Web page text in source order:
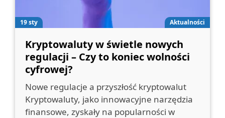
19 sty Aktualności
Kryptowaluty w świetle nowych
regulacji – Czy to koniec wolności
cyfrowej?
Nowe regulacje a przyszłość kryptowalut
Kryptowaluty, jako innowacyjne narzędzia
finansowe, zyskały na popularności w